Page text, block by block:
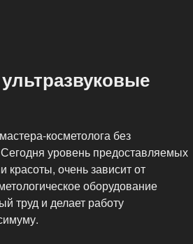
косметолога без
уровень предоставляемых
красоты, очень зависит от
оборудование
труд и делает работу